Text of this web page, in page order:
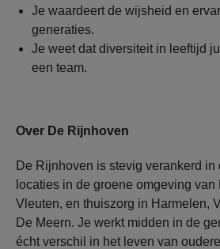
Je waardeert de wijsheid en
generaties.
Je weet dat diversiteit in leeftijd
een team.
Over De Rijnhoven
De Rijnhoven is stevig verankerd in
locaties in de groene omgeving van
Vleuten, en thuiszorg in Harmelen,
De Meern. Je werkt midden in de
écht verschil in het leven van